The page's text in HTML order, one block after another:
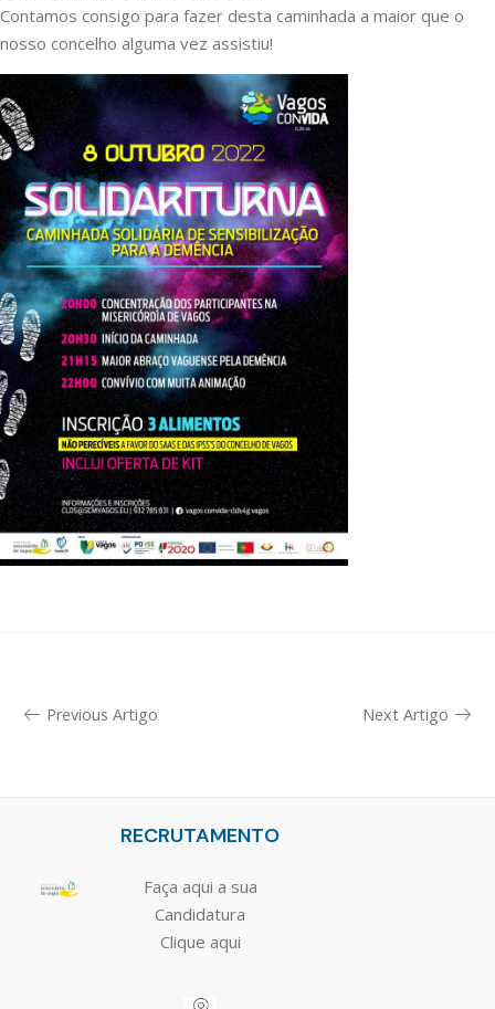
Contamos consigo para fazer desta caminhada a maior que o
nosso concelho alguma vez assistiu!
Previous Artigo Next Artigo
RECRUTAMENTO
Faça aqui a sua
Candidatura
Clique aqui